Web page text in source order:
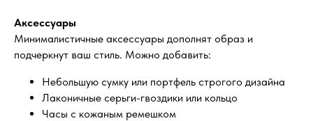
Аксессуары
Минималистичные аксессуары дополнят образ и
подчеркнут ваш стиль. Можно добавить:
Небольшую сумку или портфель строгого дизайна
Лаконичные серьги-гвоздики или кольцо
Часы с кожаным ремешком